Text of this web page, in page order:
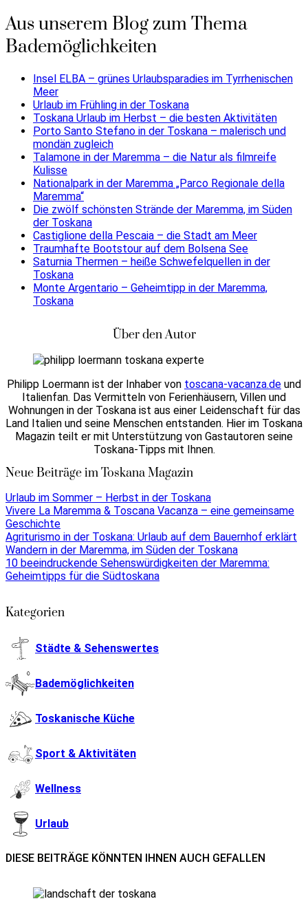
Aus unserem Blog zum Thema
Bademöglichkeiten
Insel ELBA – grünes Urlaubsparadies im Tyrrhenischen
Meer
Urlaub im Frühling in der Toskana
Toskana Urlaub im Herbst – die besten Aktivitäten
Porto Santo Stefano in der Toskana – malerisch und
mondän zugleich
Talamone in der Maremma – die Natur als filmreife
Kulisse
Nationalpark in der Maremma „Parco Regionale della
Maremma“
Die zwölf schönsten Strände der Maremma, im Süden
der Toskana
Castiglione della Pescaia – die Stadt am Meer
Traumhafte Bootstour auf dem Bolsena See
Saturnia Thermen – heiße Schwefelquellen in der
Toskana
Monte Argentario – Geheimtipp in der Maremma,
Toskana
Über den Autor
Philipp Loermann ist der Inhaber von toscana-vacanza.de und
Italienfan. Das Vermitteln von Ferienhäusern, Villen und
Wohnungen in der Toskana ist aus einer Leidenschaft für das
Land Italien und seine Menschen entstanden. Hier im Toskana
Magazin teilt er mit Unterstützung von Gastautoren seine
Toskana-Tipps mit Ihnen.
Neue Beiträge im Toskana Magazin
Urlaub im Sommer – Herbst in der Toskana
Vivere La Maremma & Toscana Vacanza – eine gemeinsame
Geschichte
Agriturismo in der Toskana: Urlaub auf dem Bauernhof erklärt
Wandern in der Maremma, im Süden der Toskana
10 beeindruckende Sehenswürdigkeiten der Maremma:
Geheimtipps für die Südtoskana
Kategorien
Städte & Sehenswertes
Bademöglichkeiten
Toskanische Küche
Sport & Aktivitäten
Wellness
Urlaub
DIESE BEITRÄGE KÖNNTEN IHNEN AUCH GEFALLEN